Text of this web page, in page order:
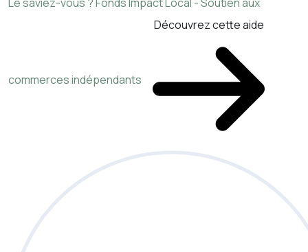
Le saviez-vous ?Fonds Impact Local - Soutien aux
commerces indépendants
Découvrez cette aide